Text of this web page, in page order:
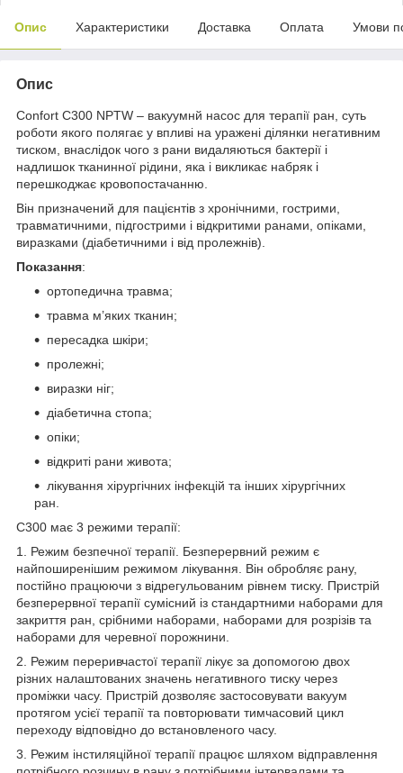
Опис Характеристики Доставка Оплата Умови
Опис
Confort C300 NPTW – вакуумнй насос для терапії ран, суть
роботи якого полягає у впливі на уражені ділянки негативним
тиском, внаслідок чого з рани видаляються бактерії і
надлишок тканинної рідини, яка і викликає набряк і
перешкоджає кровопостачанню.
Він призначений для пацієнтів з хронічними, гострими,
травматичними, підгострими і відкритими ранами, опіками,
виразками (діабетичними і від пролежнів).
Показання:
ортопедична травма;
травма м’яких тканин;
пересадка шкіри;
пролежні;
виразки ніг;
діабетична стопа;
опіки;
відкриті рани живота;
лікування хірургічних інфекцій та інших хірургічних
ран.
C300 має 3 режими терапії:
1. Режим безпечної терапії. Безперервний режим є
найпоширенішим режимом лікування. Він обробляє рану,
постійно працюючи з відрегульованим рівнем тиску. Пристрій
безперервної терапії сумісний із стандартними наборами для
закриття ран, срібними наборами, наборами для розрізів та
наборами для черевної порожнини.
2. Режим переривчастої терапії лікує за допомогою двох
різних налаштованих значень негативного тиску через
проміжки часу. Пристрій дозволяє застосовувати вакуум
протягом усієї терапії та повторювати тимчасовий цикл
переходу відповідно до встановленого часу.
3. Режим інстиляційної терапії працює шляхом відправлення